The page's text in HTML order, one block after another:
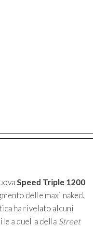
Speed Triple 1200
delle maxi naked.
ha rivelato alcuni
a quella della Street